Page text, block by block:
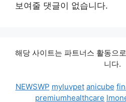
보여줄 댓글이 없습니다.
해당 사이트는 파트너스 활동으
니다.
NEWSWP myluvpet anicube
premiumhealthcare